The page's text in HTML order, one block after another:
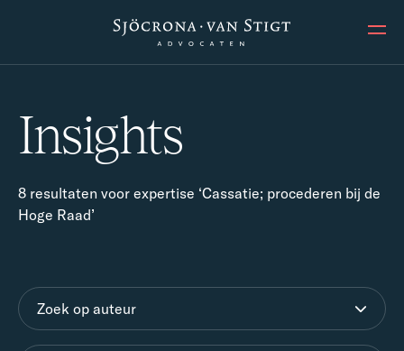
Insights
8 resultaten voor expertise ‘Cassatie; procederen bij de
Hoge Raad’
Zoek op auteur